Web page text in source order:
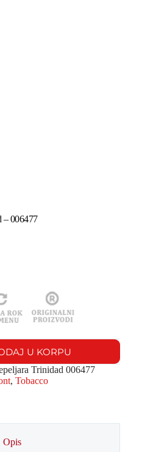
– 006477
U KORPU
Trinidad 006477
, Tobacco
Opis